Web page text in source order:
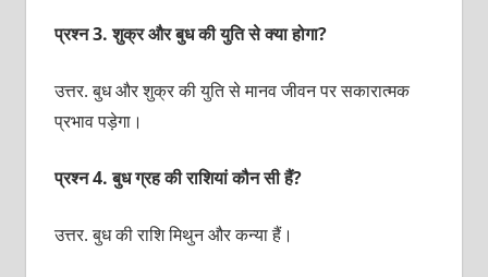
प्रश्‍न 3. शुक्र और बुध की युति से क्‍या होगा?
उत्तर. बुध और शुक्र की युति से मानव जीवन पर सकारात्‍मक
प्रभाव पड़ेगा।
प्रश्‍न 4. बुध ग्रह की राशियां कौन सी हैं?
उत्तर. बुध की राशि मिथुन और कन्‍या हैं।